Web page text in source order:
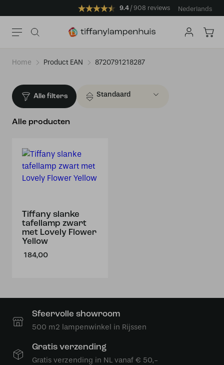
9.4 908 reviews Nederlands
Home Product EAN 8720791218287
Alle filters
Alle producten
Tiffany slanke
tafellamp zwart
met Lovely Flower
Yellow
184,00
Sfeervolle showroom
500 m2 lampenwinkel in Rijssen
Gratis verzending
Gratis verzending in NL vanaf € 50,-